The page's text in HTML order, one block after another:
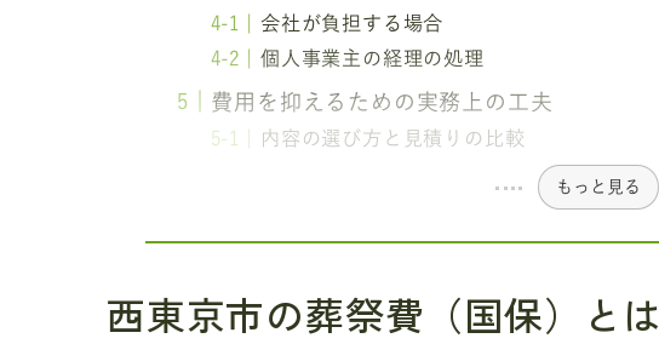
会社が負担する場合
個人事業主の経理の処理
費用を抑えるための実務上の工夫
内容の選び方と見積りの比較
もっと見る
西東京市の葬祭費（国保）とは